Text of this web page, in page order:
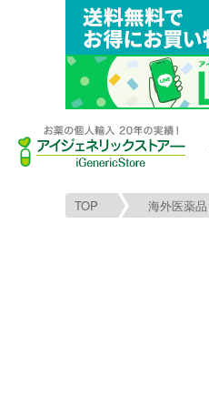
TOP 海外医薬品